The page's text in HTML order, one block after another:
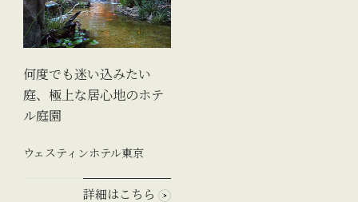
何度でも迷い込みたい
庭、極上な居心地のホテ
ル庭園
ウェスティンホテル東京
詳細はこちら